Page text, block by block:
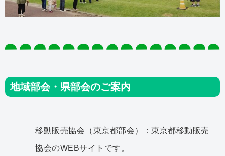
地域部会・県部会のご案内
移動販売協会（東京都部会）：東京都移動販売
協会のWEBサイトです。